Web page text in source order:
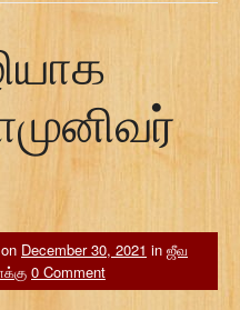
December 30, 2021 in ஜீவ
0 Comment